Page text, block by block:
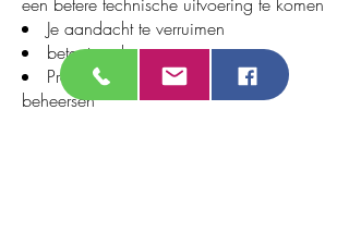
Je aandacht te verruimen
beter te ademen
Prestatiedruk en podiumangst te
beheersen